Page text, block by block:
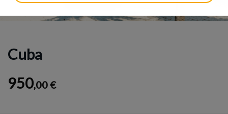
Cuba
950,00 €